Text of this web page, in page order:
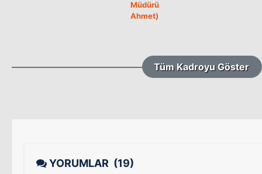
Müdürü
Ahmet)
Tüm Kadroyu Göster
YORUMLAR (19)